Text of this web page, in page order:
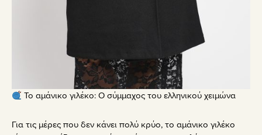
Το αμάνικο γιλέκο: Ο σύμμαχος του ελληνικού χειμώνα
Για τις μέρες που δεν κάνει πολύ κρύο, το αμάνικο γιλέκο